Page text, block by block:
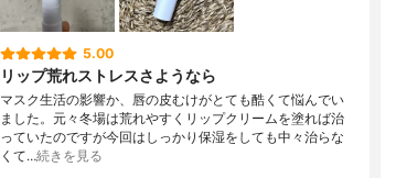
5.00
リップ荒れストレスさようなら
マスク生活の影響か、唇の皮むけがとても酷くて悩んでい
ました。元々冬場は荒れやすくリップクリームを塗れば治
っていたのですが今回はしっかり保湿をしても中々治らな
くて…続きを見る